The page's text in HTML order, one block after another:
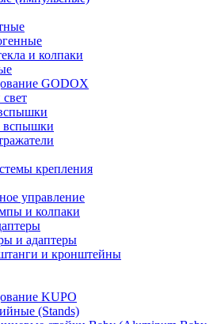
и колпаки
GODOX
вспышки
крепления
управление
и колпаки
и адаптеры
и кронштейны
KUPO
(Stands)